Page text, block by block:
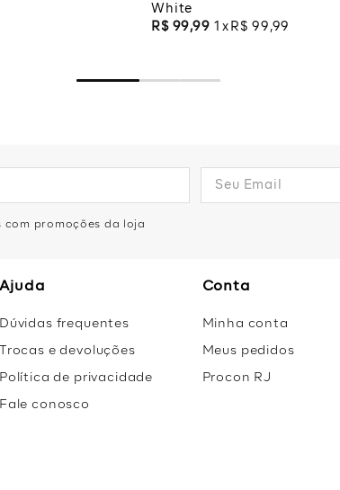
White
R$ 99,99 1 R$ 99 ,99
com promoções da loja
Ajuda
Dúvidas frequentes
Trocas e devoluções
Política de privacidade
Fale conosco
Conta
Minha conta
Meus pedidos
Procon RJ